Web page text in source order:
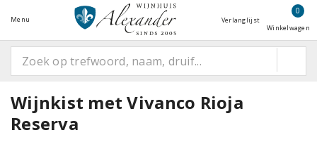
Menu Verlanglijst
0
Winkelwagen
Wijnkist met Vivanco Rioja
Reserva